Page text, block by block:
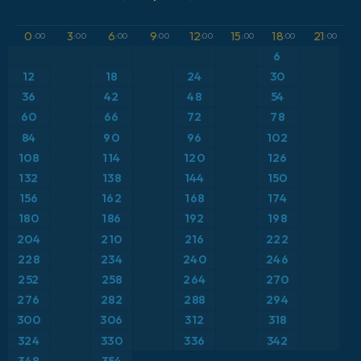
ICON Alemania 2 km
Caribe
Escandinavia
Estados Unidos
Europa
Francia
Grecia
Islandia
Anomalía de temperatura a 850 hPa
Precipitación, nubes y presión
Presión
Temperatura a 2 m
Temperatura a 500 hPa
Temperatura a 850 hPa
Viento a 10 m
0 :00 3:00 6:00 9:00 12:00 15 :00 18:00 21:00
6
12 18 24 30
36 42 48 54
60 66 72
78
84
90 96
102
108
114 120
126
132
138 144 150
156 162 168 174
180 186 192
198
204
210 216
222
228
234 240
246
252
258 264 270
276 282 288 294
300 306 312
318
324
330 336
342